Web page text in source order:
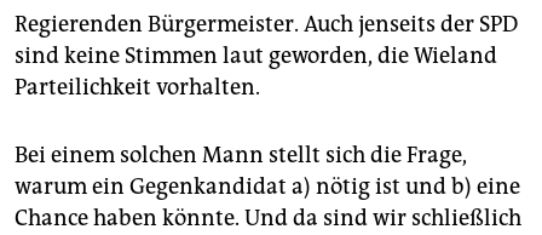
Regierenden Bürgermeister. Auch jenseits der SPD
sind keine Stimmen laut geworden, die Wieland
Parteilichkeit vorhalten.
Bei einem solchen Mann stellt sich die Frage,
warum ein Gegenkandidat a) nötig ist und b) eine
Chance haben könnte. Und da sind wir schließlich